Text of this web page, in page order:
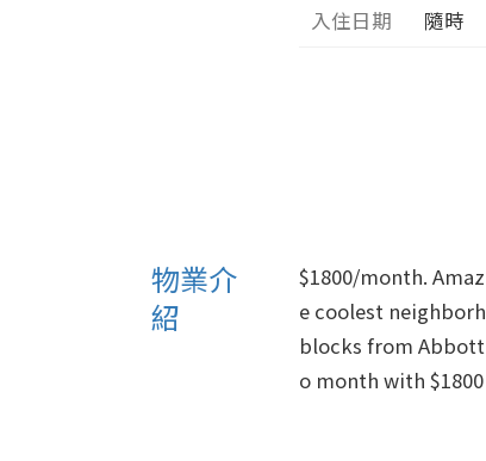
入住日期
隨時
物業介
紹
$1800/month.
e coolest
blocks from Abbott
o month with